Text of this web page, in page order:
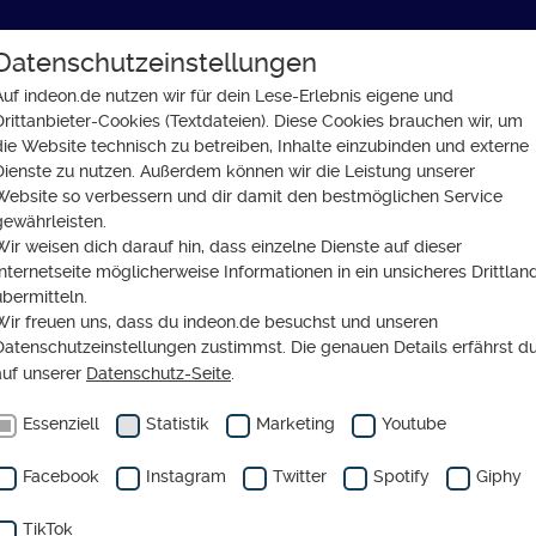
GLAUBE SOZIALES
fasten die Religionen
So
die Religionen
indeon.de nutzen wir für dein Lese-Erlebnis eigene und
Cookies (Textdateien). Diese Cookies brauchen wir, um
Website technisch zu betreiben, Inhalte einzubinden und externe
zu nutzen. Außerdem können wir die Leistung unserer
so verbessern und dir damit den bestmöglichen Service
weisen dich darauf hin, dass einzelne Dienste auf dieser
möglicherweise Informationen in ein unsicheres
freuen uns, dass du indeon.de besuchst und unseren
zustimmst. Die genauen Details erfährst
unserer Datenschutz-Seite
Essenziell Statistik Marketing Youtube
Facebook Instagram Twitter Spotify Giphy
TikTok